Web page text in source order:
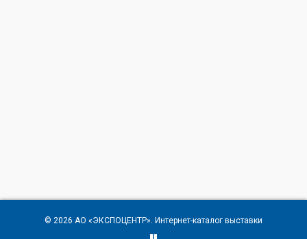
© 2026 АО «ЭКСПОЦЕНТР». Интернет-каталог выставки